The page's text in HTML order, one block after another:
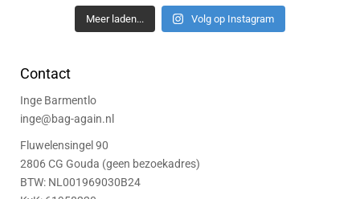
Meer laden... Volg op Instagram
Contact
Inge Barmentlo
inge@bag-again.nl
Fluwelensingel 90
2806 CG Gouda (geen bezoekadres)
BTW: NL001969030B24